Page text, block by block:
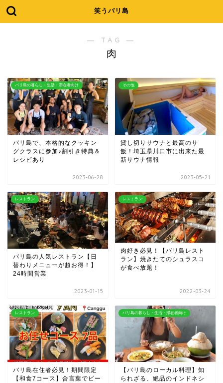
笑うバリ島
― TAG ―
肉
バリ島の暮らし・生活・滞在者向け
バリ島で、本格的なクッキン
グクラスに参加♪割引き特典＆
レシピあり
2023-06-28
その他
貸し切りサウナと最高のサ
飯！埼玉県川口市に出来た最
新サウナ情報
2023-05-21
レストラン
バリ島の人気レストラン【日
替わりメニューが超お得！】
24時間営業
2023-01-15
レストラン
肉好き必見！【バリ島レスト
ラン】焼きたてのシュラスコ
が食べ放題！
2022-03-24
レストラン
バリ島在住者必見！期間限定
【和食7コース】合言葉でビー
バリ島の暮らし・生活・滞在者向け
【バリ島のローカル料理】知
られざる、絶品のインドネシ